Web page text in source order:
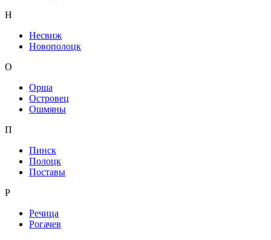
Н
Несвиж
Новополоцк
О
Орша
Островец
Ошмяны
П
Пинск
Полоцк
Поставы
Р
Речица
Рогачев